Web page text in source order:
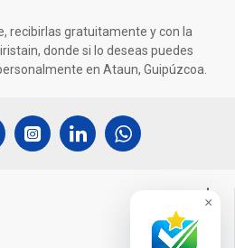
recibirlas gratuitamente y con la
donde si lo deseas puedes
en Ataun, Guipúzcoa.
×